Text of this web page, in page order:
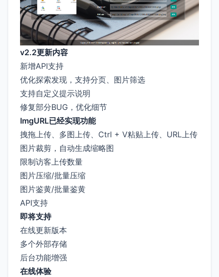
v2.2更新内容
新增API支持
优化探索发现，支持分页、图片筛选
支持自定义提示说明
修复部分BUG，优化细节
ImgURL已经实现功能
拽拖上传、多图上传、Ctrl + V粘贴上传、URL上传
图片裁剪，自动生成缩略图
限制访客上传数量
图片压缩/批量压缩
图片鉴黄/批量鉴黄
API支持
即将支持
在线更新版本
多个外部存储
后台功能增强
在线体验